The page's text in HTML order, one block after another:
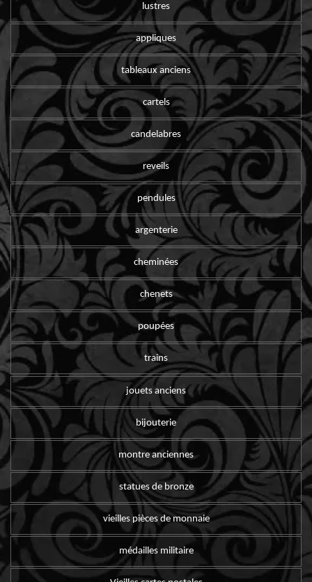
lustres
appliques
tableaux anciens
cartels
candelabres
reveils
pendules
argenterie
cheminées
chenets
poupées
trains
jouets anciens
bijouterie
montre anciennes
statues de bronze
vieilles pièces de monnaie
médailles militaire